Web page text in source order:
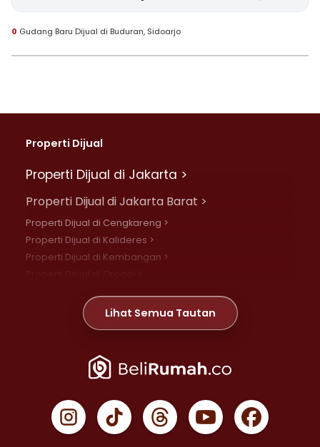
0 Gudang Baru Dijual di Buduran, Sidoarjo
Properti Dijual
Properti Dijual di Jakarta >
Properti Dijual di Jakarta Barat >
Properti Dijual di Cengkareng >
Properti Dijual di Kalideres >
Properti Dijual di Kembangan >
Properti Dijual di Meruya >
Properti Dijual di Jelambar >
Properti Dijual di Jakarta Pusat >
Properti Dijual di Gambir >
Properti Dijual di Johar Baru >
Lihat Semua Tautan